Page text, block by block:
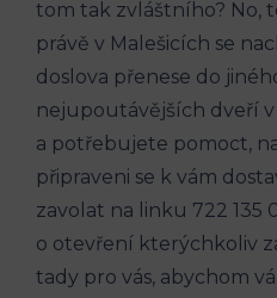
tom tak‍ zvláštního? No,
právě v Malešicích se
doslova přenese do
‍nejupoutávějších dveří
a potřebujete pomoct,
připraveni se k vám
zavolat na linku 722 135
o otevření kterýchkoliv
tady pro vás, ​abychom